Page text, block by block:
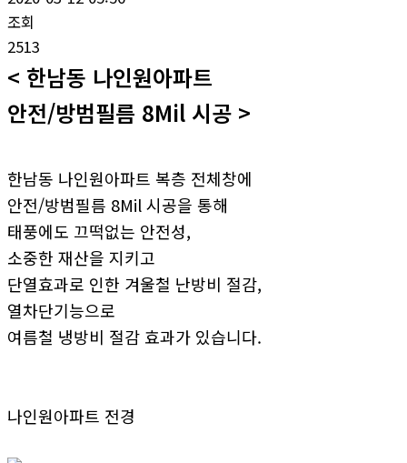
조회
2513
< 한남동 나인원아파트
안전/방범필름 8Mil 시공 >
한남동 나인원아파트 복층 전체창에
안전/방범필름 8Mil 시공을 통해
태풍에도 끄떡없는 안전성,
소중한 재산을 지키고
단열효과로 인한 겨울철 난방비 절감,
열차단기능으로
여름철 냉방비 절감 효과가 있습니다.
나인원아파트 전경